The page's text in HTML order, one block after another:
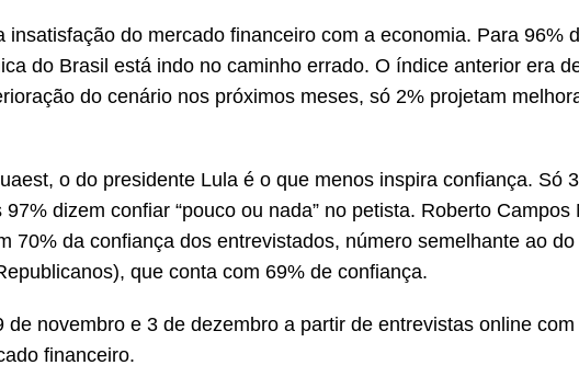
insatisfação do mercado financeiro com a economia. Para 96%
do Brasil está indo no caminho errado. O índice anterior era
do cenário nos próximos meses, só 2% projetam
o do presidente Lula é o que menos inspira confiança. Só
97% dizem confiar “pouco ou nada” no petista. Roberto Campos
70% da confiança dos entrevistados, número semelhante ao
que conta com 69% de confiança.
novembro e 3 de dezembro a partir de entrevistas online
financeiro.